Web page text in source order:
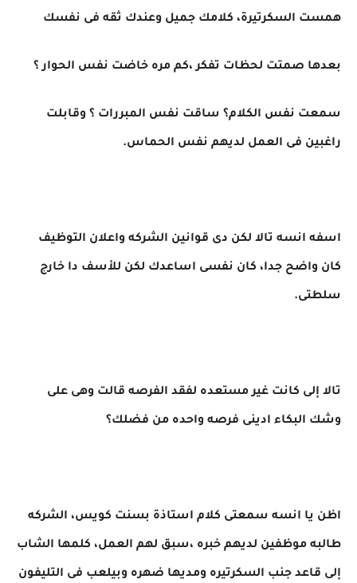
همست السكرتيرة، كلامك جميل وعندك ثقه فى نفسك
بعدها صمتت لحظات تفكر ،كم مره خاضت نفس الحوار ؟
سمعت نفس الكلام؟ ساقت نفس المبررات ؟ وقابلت
راغبين فى العمل لديهم نفس الحماس.
اسفه انسه تالا لكن دى قوانين الشركه واعلان التوظيف
كان واضح جدا، كان نفسى اساعدك لكن للأسف دا خارج
سلطتى.
تالا إلى كانت غير مستعده لفقد الفرصه قالت وهى على
وشك البكاء ادينى فرصه واحده من فضلك؟
اظن يا انسه سمعتى كلام استاذة بسنت كويس، الشركه
طالبه موظفين لديهم خبره ،سبق لهم العمل، كلمها الشاب
إلى قاعد جنب السكرتيره ومديها ضهره وبيلعب فى التليفون